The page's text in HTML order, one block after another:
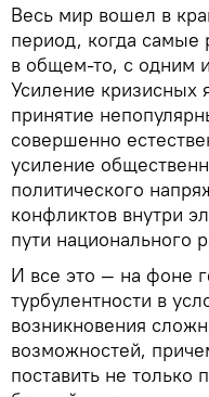
Весь мир вошел в
период, когда самые
в общем-то, с одним
Усиление кризисных
принятие
совершенно
усиление
политического
конфликтов внутри
пути национального
И все это — на фоне
турбулентности в
возникновения
возможностей,
поставить не только